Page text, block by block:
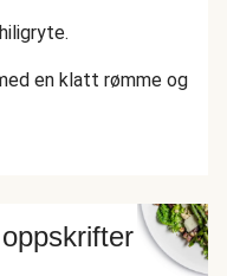
en klatt rømme og